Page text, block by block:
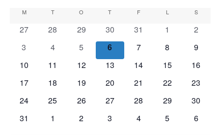
datum.
Kalender
Event
MMÅNDAG TTISDAG O T TORSDAGFFREDAG L S
0
27
0
28
0
29
0
event
30
0
31
0
1
0
2
0
3
0
4
0
event
5
0
event
6
0
7
0
8
0
9
0
10
0
11
0
12
0
13
0
14
0
15
0
16
0
17
0
18
0
19
0
20
0
21
0
22
0
23
0
24
0
25
0
26
0
27
0
28
0
29
0
30
0
31
0
1
0
2
0
3
0
4
0
5
0
6